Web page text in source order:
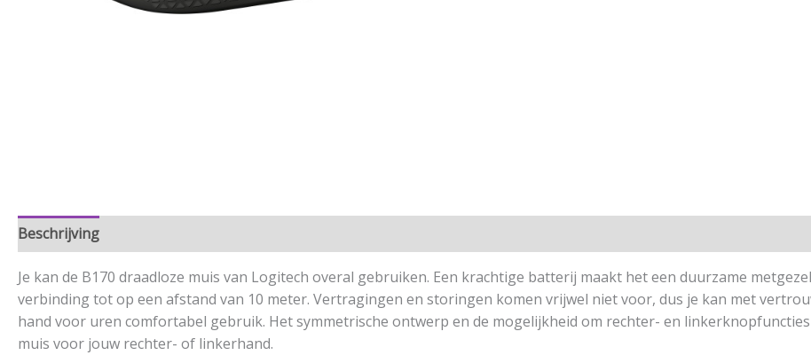
Beschrijving
Je kan de B170 draadloze muis van Logitech overal gebruiken. Een krachtige batterij maakt het een duurzame
verbinding tot op een afstand van 10 meter. Vertragingen en storingen komen vrijwel niet voor, dus je kan met
hand voor uren comfortabel gebruik. Het symmetrische ontwerp en de mogelijkheid om rechter- en
muis voor jouw rechter- of linkerhand.